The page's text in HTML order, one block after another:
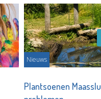
Nieuws
Plantsoenen